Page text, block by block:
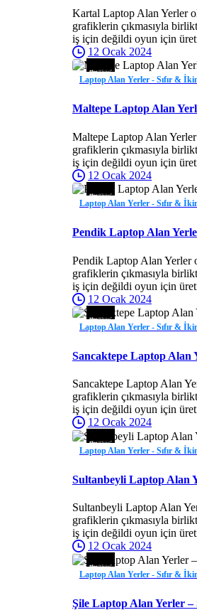
Kartal Laptop Alan Yerler
grafiklerin çıkmasıyla
iş için değildi oyun için
12 Ocak 2024
Laptop Alan Yerler - Sıfır &
Maltepe Laptop Alan
Maltepe Laptop Alan
grafiklerin çıkmasıyla
iş için değildi oyun için
12 Ocak 2024
Laptop Alan Yerler - Sıfır &
Pendik Laptop Alan
Pendik Laptop Alan Yerler
grafiklerin çıkmasıyla
iş için değildi oyun için
12 Ocak 2024
Laptop Alan Yerler - Sıfır &
Sancaktepe Laptop Alan
Sancaktepe Laptop Alan
grafiklerin çıkmasıyla
iş için değildi oyun için
12 Ocak 2024
Laptop Alan Yerler - Sıfır &
Sultanbeyli Laptop Alan
Sultanbeyli Laptop Alan
grafiklerin çıkmasıyla
iş için değildi oyun için
12 Ocak 2024
Laptop Alan Yerler - Sıfır &
Şile Laptop Alan Yerler